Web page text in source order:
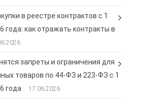
в реестре контрактов с 1
года: как отражать контракты в
запреты и ограничения для
товаров по 44-ФЗ и 223-ФЗ с 1
года
17.06.2026